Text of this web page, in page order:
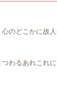
のどこかに故
わるあれこれ